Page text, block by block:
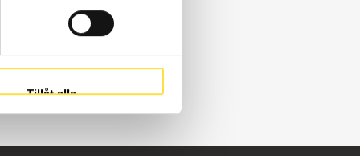
Tillåt alla